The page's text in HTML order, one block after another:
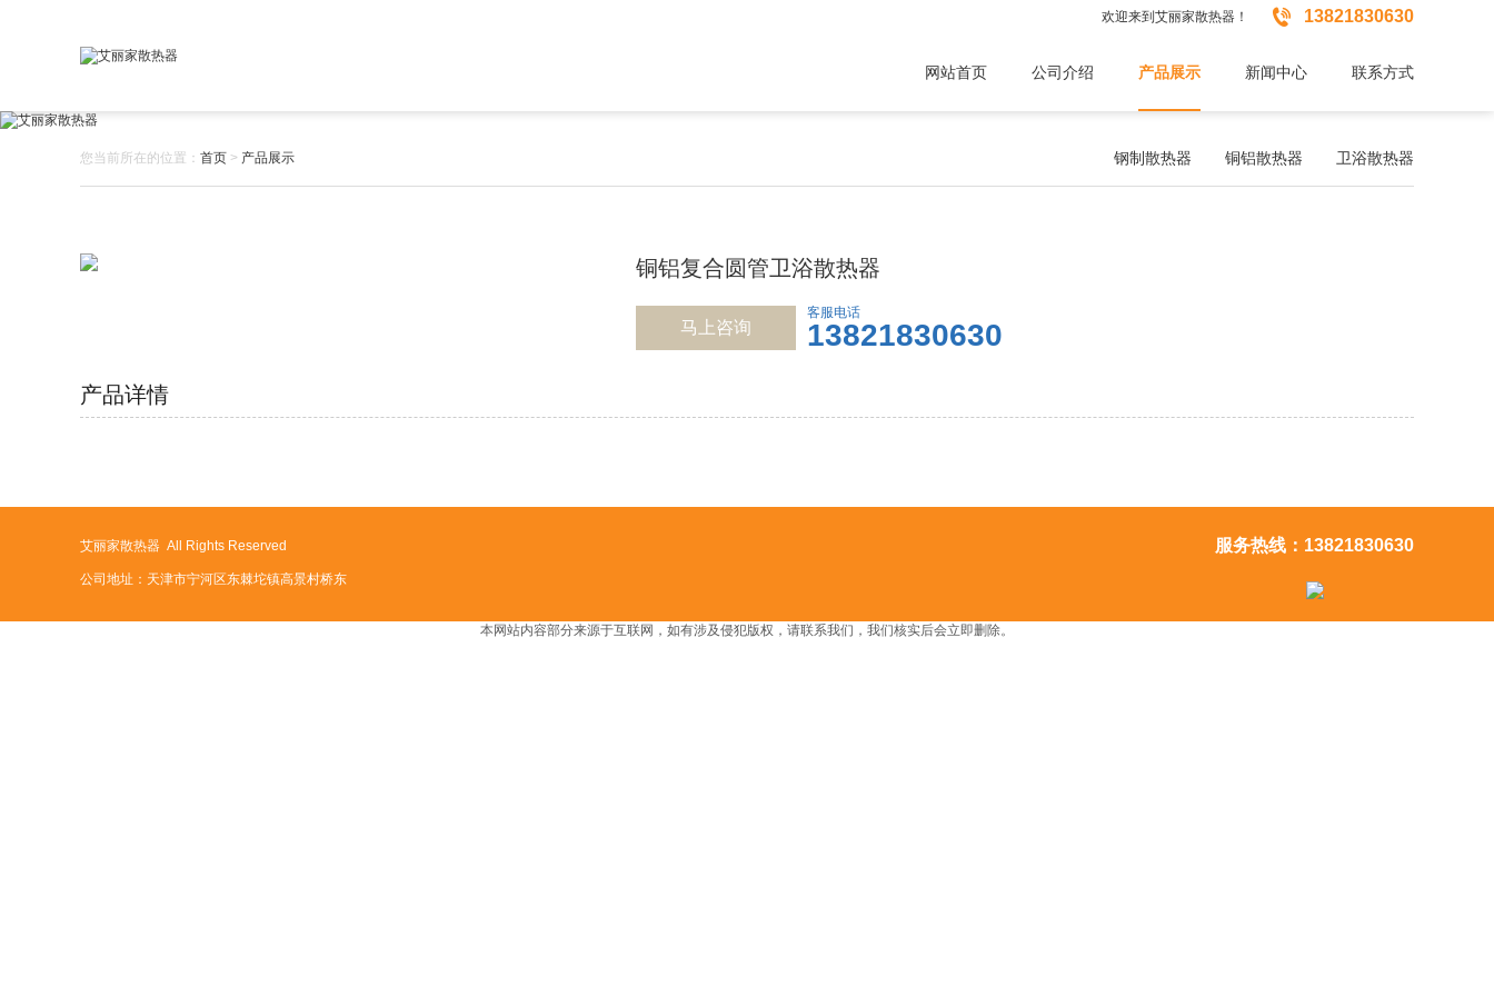
欢迎来到艾丽家散热器！  13821830630
网站首页 公司介绍 产品展示 新闻中心 联系方式
您当前所在的位置： 首页 > 产品展示 钢制散热器 铜铝散热器 卫浴散热器
铜铝复合圆管卫浴散热器
马上咨询
客服电话
13821830630
产品详情
服务热线：13821830630
艾丽家散热器 All Rights Reserved
公司地址：天津市宁河区东棘坨镇高景村桥东
本网站内容部分来源于互联网，如有涉及侵犯版权，请联系我们，我们核实后会立即删除。